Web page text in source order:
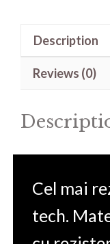
Description
Reviews (0)
Cel mai
tech.